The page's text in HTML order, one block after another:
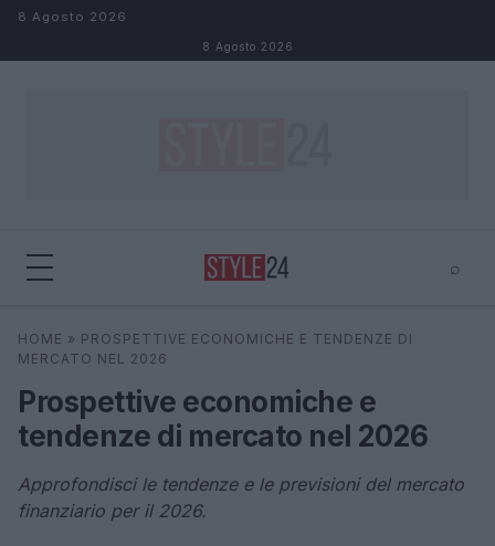
Salta al contenuto
8 Agosto 2026
8 Agosto 2026
⌕
Cerca
HOME » PROSPETTIVE ECONOMICHE E TENDENZE DI
MERCATO NEL 2026
Prospettive economiche e
tendenze di mercato nel 2026
Approfondisci le tendenze e le previsioni del mercato
finanziario per il 2026.